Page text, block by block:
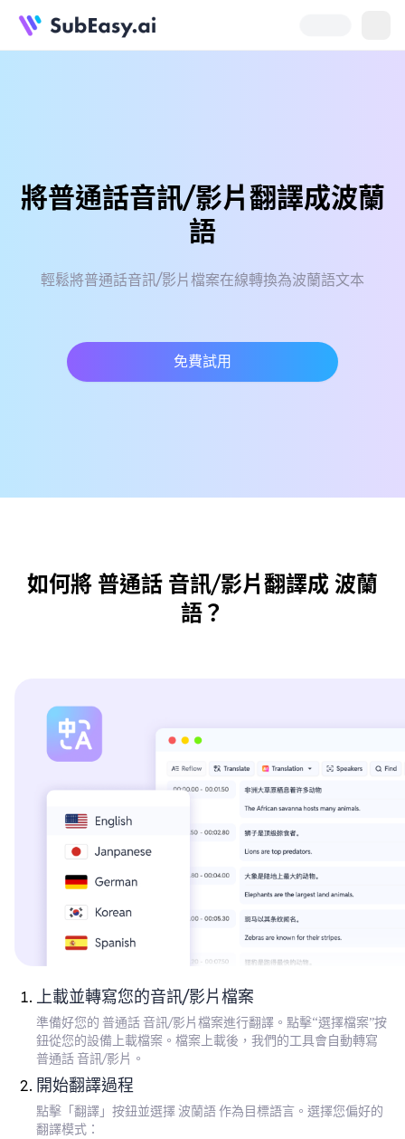
將普通話音訊/影片翻譯成波蘭
語
輕鬆將普通話音訊/影片檔案在線轉換為波蘭語文本
免費試用
如何將 普通話 音訊/影片翻譯成 波蘭
語？
上載並轉寫您的音訊/影片檔案
準備好您的 普通話 音訊/影片檔案進行翻譯。點擊“選擇檔案”按
鈕從您的設備上載檔案。檔案上載後，我們的工具會自動轉寫
普通話 音訊/影片。
開始翻譯過程
點擊「翻譯」按鈕並選擇 波蘭語 作為目標語言。選擇您偏好的
翻譯模式：